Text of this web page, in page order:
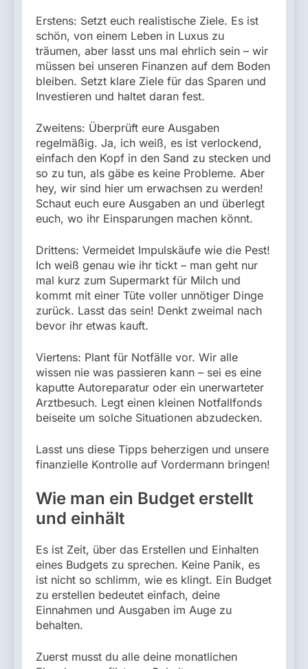
Erstens: Setzt euch realistische Ziele. Es ist
schön, von einem Leben in Luxus zu
träumen, aber lasst uns mal ehrlich sein – wir
müssen bei unseren Finanzen auf dem Boden
bleiben. Setzt klare Ziele für das Sparen und
Investieren und haltet daran fest.
Zweitens: Überprüft eure Ausgaben
regelmäßig. Ja, ich weiß, es ist verlockend,
einfach den Kopf in den Sand zu stecken und
so zu tun, als gäbe es keine Probleme. Aber
hey, wir sind hier um erwachsen zu werden!
Schaut euch eure Ausgaben an und überlegt
euch, wo ihr Einsparungen machen könnt.
Drittens: Vermeidet Impulskäufe wie die Pest!
Ich weiß genau wie ihr tickt – man geht nur
mal kurz zum Supermarkt für Milch und
kommt mit einer Tüte voller unnötiger Dinge
zurück. Lasst das sein! Denkt zweimal nach
bevor ihr etwas kauft.
Viertens: Plant für Notfälle vor. Wir alle
wissen nie was passieren kann – sei es eine
kaputte Autoreparatur oder ein unerwarteter
Arztbesuch. Legt einen kleinen Notfallfonds
beiseite um solche Situationen abzudecken.
Lasst uns diese Tipps beherzigen und unsere
finanzielle Kontrolle auf Vordermann bringen!
Wie man ein Budget erstellt
und einhält
Es ist Zeit, über das Erstellen und Einhalten
eines Budgets zu sprechen. Keine Panik, es
ist nicht so schlimm, wie es klingt. Ein Budget
zu erstellen bedeutet einfach, deine
Einnahmen und Ausgaben im Auge zu
behalten.
Zuerst musst du alle deine monatlichen